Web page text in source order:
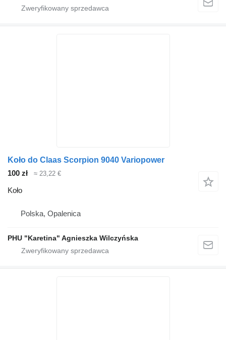
Koło do Claas Scorpion 9040 Variopower
100 zł
≈ 23,22 €
Koło
Polska, Opalenica
PHU "Karetina" Agnieszka Wilczyńska